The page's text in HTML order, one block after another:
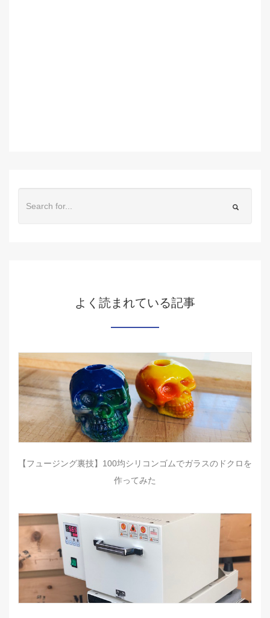
よく読まれている記事
【フュージング裏技】100均シリコンゴムでガラスのドクロを
作ってみた